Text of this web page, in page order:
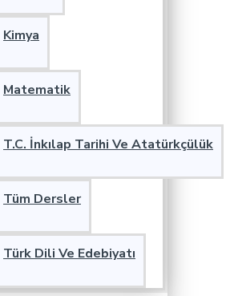
Kimya
Matematik
T.C. İnkılap Tarihi Ve Atatürkçülük
Tüm Dersler
Türk Dili Ve Edebiyatı